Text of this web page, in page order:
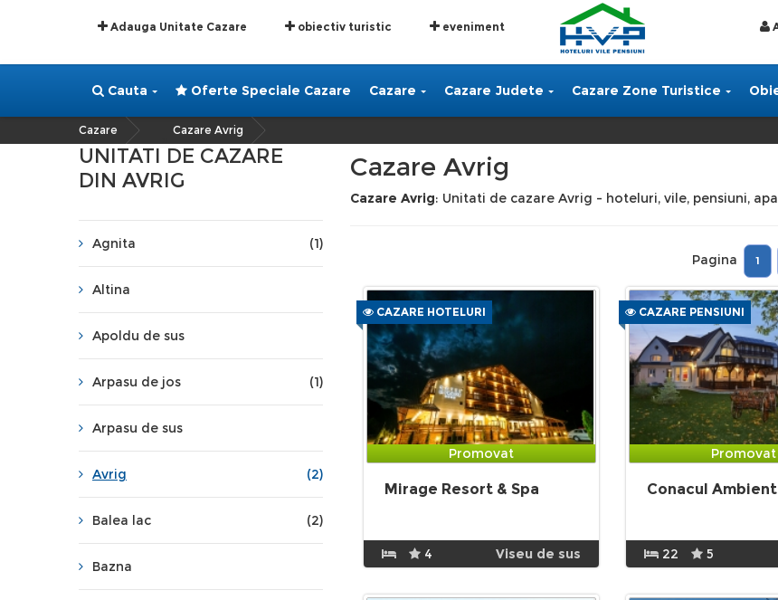
Adauga Unitate Cazare obiectiv turistic eveniment
Cauta Oferte Speciale Cazare Cazare Cazare Judete Cazare Zone Turistice
Cazare Cazare Avrig
UNITATI DE CAZARE
DIN AVRIG
Agnita (1)
Altina
Apoldu de sus
Arpasu de jos (1)
Arpasu de sus
Avrig (2)
Balea lac (2)
Bazna
Cazare Avrig
Cazare Avrig: Unitati de cazare Avrig - hoteluri, vile, pensiuni,
Pagina 1
CAZARE HOTELURI
Promovat
Mirage Resort & Spa
4 Viseu de sus
CAZARE PENSIUNI
Promovat
Conacul Ambient
22 5